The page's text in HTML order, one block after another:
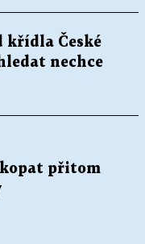
křídla České
nechce
přitom